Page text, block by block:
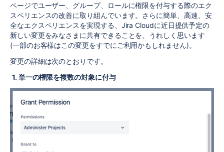
ページでユーザー、グループ、ロールに権限を付与する際のエク
スペリエンスの改善に取り組んでいます。さらに簡単、高速、安
全なエクスペリエンスを実現する、Jira Cloudに近日提供予定の
新しい変更をみなさまに共有できることを、うれしく思います
(一部のお客様はこの変更をすでにご利用かもしれません)。
変更の詳細は次のとおりです。
1. 単一の権限を複数の対象に付与